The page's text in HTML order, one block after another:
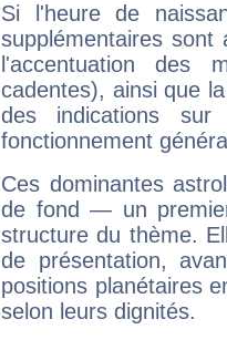
Si l'heure de
supplémentaires sont
l'accentuation des
cadentes), ainsi que
des indications sur
fonctionnement
Ces dominantes
de fond — un
structure du thème.
de présentation,
positions planétaires
selon leurs dignités.